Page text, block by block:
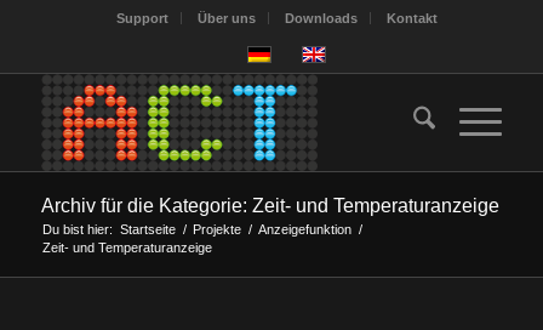
Support Über uns Downloads Kontakt
Archiv für die Kategorie: Zeit- und Temperaturanzeige
Du bist hier: Startseite / Projekte / Anzeigefunktion /
Zeit- und Temperaturanzeige